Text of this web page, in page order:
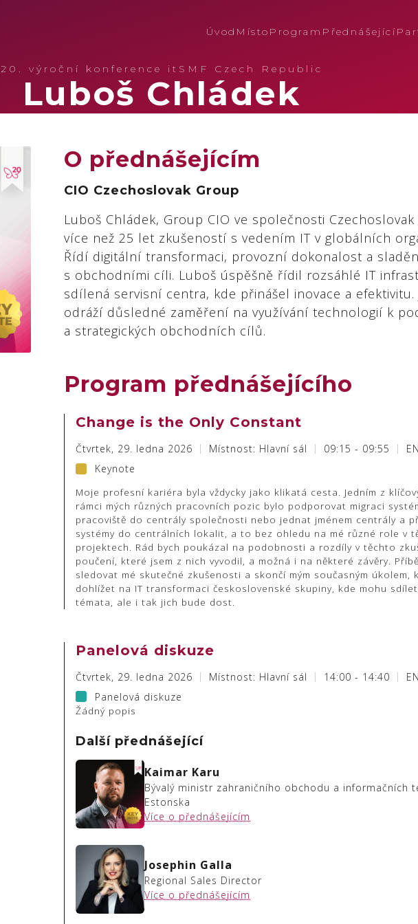
Úvod Místo Program Přednášející
Luboš Chládek
20. výroční konference itSMF Czech Republic
O přednášejícím
CIO Czechoslovak Group
Luboš Chládek, Group CIO ve společnosti
více než 25 let zkušeností s vedením IT v globálních
Řídí digitální transformaci, provozní dokonalost a
s obchodními cíli. Luboš úspěšně řídil rozsáhlé IT
sdílená servisní centra, kde přinášel inovace a efektivitu.
odráží důsledné zaměření na využívání technologií k
a strategických obchodních cílů.
Program přednášejícího
Change is the Only Constant
Čtvrtek, 29. ledna 2026 Místnost: Hlavní sál 09:15 - 09:55
EN
Keynote
Moje profesní kariéra byla vždycky jako klikatá cesta. Jedním z
rámci mých různých pracovních pozic bylo podporovat migraci
pracoviště do centrály společnosti nebo jednat jménem centrály a
systémy do centrálních lokalit, a to bez ohledu na mé různé role v
projektech. Rád bych poukázal na podobnosti a rozdíly v těchto
poučení, které jsem z nich vyvodil, a možná i na některé závěry.
sledovat mé skutečné zkušenosti a skončí mým současným úkolem,
dohlížet na IT transformaci československé skupiny, kde mohu
témata, ale i tak jich bude dost.
Panelová diskuze
Čtvrtek, 29. ledna 2026 Místnost: Hlavní sál 14:00 - 14:40
EN
Panelová diskuze
Žádný popis
Další přednášející
Kaimar Karu
Bývalý ministr zahraničního obchodu a informačních
Estonska
Více o přednášejícím
Josephin Galla
Regional Sales Director
Více o přednášejícím